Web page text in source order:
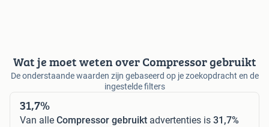
Wat je moet weten over Compressor gebruikt
De onderstaande waarden zijn gebaseerd op je zoekopdracht en de
ingestelde filters
31,7%
Van alle Compressor gebruikt advertenties is 31,7%